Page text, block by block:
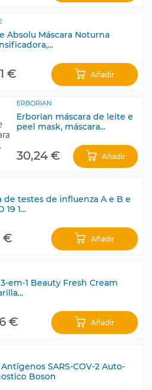
Absolu Máscara Noturna
€ Añadir
ERBORIAN
Erborian máscara de leite e
peel mask, máscara...
30,24 € Añadir
de testes de influenza A e B e
19 1...
€ Añadir
em-1 Beauty Fresh Cream
€ Añadir
SARS-COV-2 Auto-
Boson